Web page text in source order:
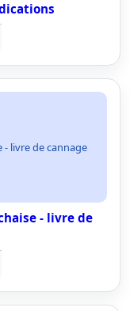
livre de cannage
- livre de